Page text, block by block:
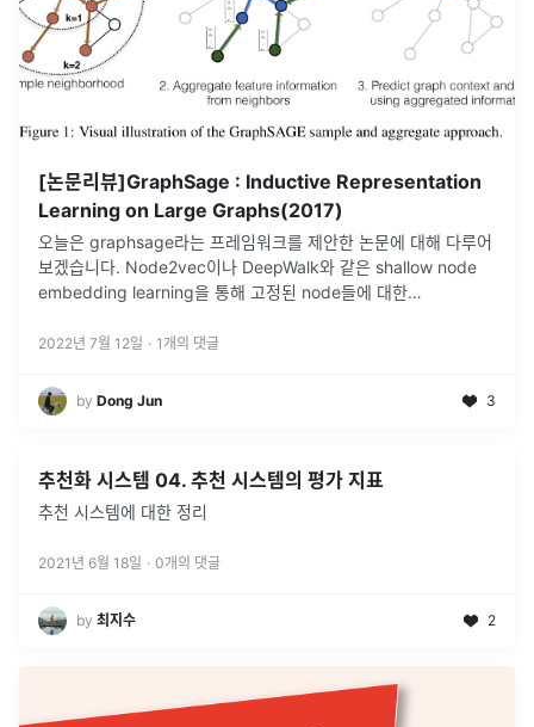
[논문리뷰]GraphSage : Inductive Representation
Learning on Large Graphs(2017)
오늘은 graphsage라는 프레임워크를 제안한 논문에 대해 다루어
보겠습니다. Node2vec이나 DeepWalk와 같은 shallow node
embedding learning을 통해 고정된 node들에 대한
2022년 7월 12일 · 1 개의 댓글
by Dong Jun 3
추천화 시스템 04. 추천 시스템의 평가 지표
추천 시스템에 대한 정리
2021년 6월 18일 · 0개의 댓글
by 최지수 2